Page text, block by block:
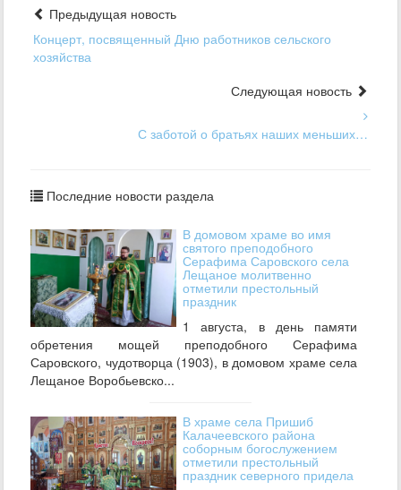
Предыдущая новость
Концерт, посвященный Дню работников сельского
хозяйства
Следующая новость
С заботой о братьях наших меньших…
Последние новости раздела
В домовом храме во имя
святого преподобного
Серафима Саровского села
Лещаное молитвенно
отметили престольный
праздник
1 августа, в день памяти
обретения мощей преподобного Серафима
Саровского, чудотворца (1903), в домовом храме села
Лещаное Воробьевско...
В храме села Пришиб
Калачеевского района
соборным богослужением
отметили престольный
праздник северного придела